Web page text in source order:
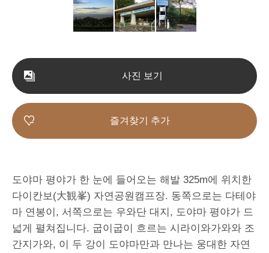
사진 보기
즐겨찾기 추가
도야마 평야가 한 눈에 들어오는 해발 325m에 위치한
다이칸보(大観峯) 자연공원캠프장. 동쪽으로는 다테야
마 연봉이, 서쪽으로는 우와단 대지, 도야마 평야가 드
넓게 펼쳐집니다. 굽이굽이 흐르는 시라이와가와와 조
간지가와, 이 두 강이 도야마만과 만나는 웅대한 자연